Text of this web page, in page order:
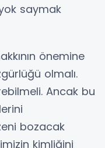
saymak
önemine
olmalı.
Ancak bu
bozacak
kimliğini